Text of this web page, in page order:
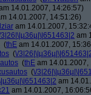
14.01.2007, 14:26:57)
14.01.2007, 14:51:26)
am 14.01.2007,
am
(thE am 14.01.2007,
(\/
(thE am 14.01.2007,
(\/
am
am 14.01.2007,